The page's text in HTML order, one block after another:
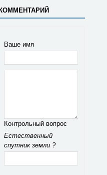
Ваше имя
Контрольный вопрос
Естественный
спутник земли ?